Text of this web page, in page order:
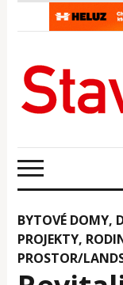
BYTOVÉ DOMY,
PROJEKTY,
PROSTOR/